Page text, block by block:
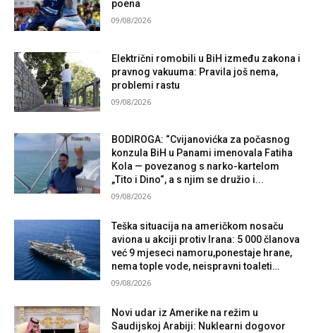
poena
09/08/2026
Električni romobili u BiH između zakona i
pravnog vakuuma: Pravila još nema,
problemi rastu
09/08/2026
BODIROGA: “Cvijanovićka za počasnog
konzula BiH u Panami imenovala Fatiha
Kola — povezanog s narko-kartelom
„Tito i Dino“, a s njim se družio i...
09/08/2026
Teška situacija na američkom nosaču
aviona u akciji protiv Irana: 5 000 članova
već 9 mjeseci namoru,ponestaje hrane,
nema tople vode, neispravni toaleti…
09/08/2026
Novi udar iz Amerike na režim u
Saudijskoj Arabiji: Nuklearni dogovor